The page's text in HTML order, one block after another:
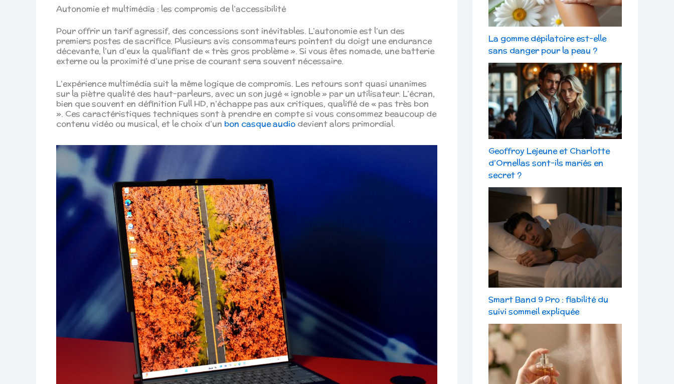
Autonomie et multimédia : les compromis de l’accessibilité
Pour offrir un tarif agressif, des concessions sont inévitables. L’autonomie est l’un des
premiers postes de sacrifice. Plusieurs avis consommateurs pointent du doigt une endurance
décevante, l’un d’eux la qualifiant de « très gros problème ». Si vous êtes nomade, une batterie
externe ou la proximité d’une prise de courant sera souvent nécessaire.
L’expérience multimédia suit la même logique de compromis. Les retours sont quasi unanimes
sur la piètre qualité des haut-parleurs, avec un son jugé « ignoble » par un utilisateur. L’écran,
bien que souvent en définition Full HD, n’échappe pas aux critiques, qualifié de « pas très bon
». Ces caractéristiques techniques sont à prendre en compte si vous consommez beaucoup de
contenu vidéo ou musical, et le choix d’un bon casque audio devient alors primordial.
La gomme dépilatoire est-elle
sans danger pour la peau ?
Geoffroy Lejeune et Charlotte
d’Ornellas sont-ils mariés en
secret ?
Smart Band 9 Pro : fiabilité du
suivi sommeil expliquée